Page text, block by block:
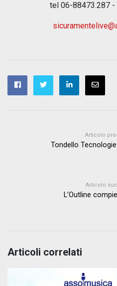
tel 06-88473.287
Articolo
Tondello
Articolo
L’Outline
Articoli correlati